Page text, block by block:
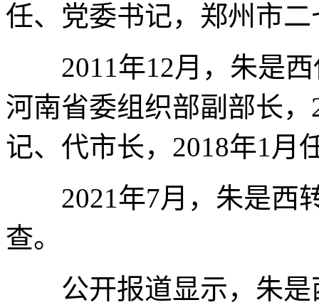
任、党委书记，郑州市
2011年12月，朱是西
河南省委组织部副部长
记、代市长，2018年1月
2021年7月，朱是西
查。
公开报道显示，朱是